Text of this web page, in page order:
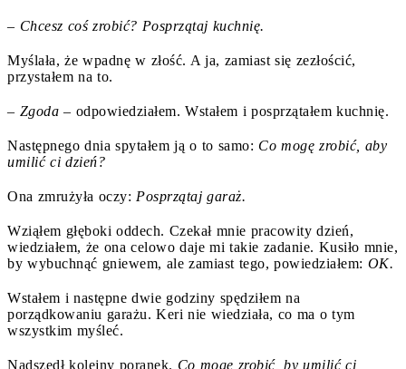
– Chcesz coś zrobić? Posprzątaj kuchnię.
Myślała, że wpadnę w złość. A ja, zamiast się zezłościć,
przystałem na to.
– Zgoda – odpowiedziałem. Wstałem i posprzątałem kuchnię.
Następnego dnia spytałem ją o to samo: Co mogę zrobić, aby
umilić ci dzień?
Ona zmrużyła oczy: Posprzątaj garaż.
Wziąłem głęboki oddech. Czekał mnie pracowity dzień,
wiedziałem, że ona celowo daje mi takie zadanie. Kusiło mnie,
by wybuchnąć gniewem, ale zamiast tego, powiedziałem: OK.
Wstałem i następne dwie godziny spędziłem na
porządkowaniu garażu. Keri nie wiedziała, co ma o tym
wszystkim myśleć.
Nadszedł kolejny poranek. Co mogę zrobić, by umilić ci